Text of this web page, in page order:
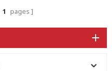
1 pages